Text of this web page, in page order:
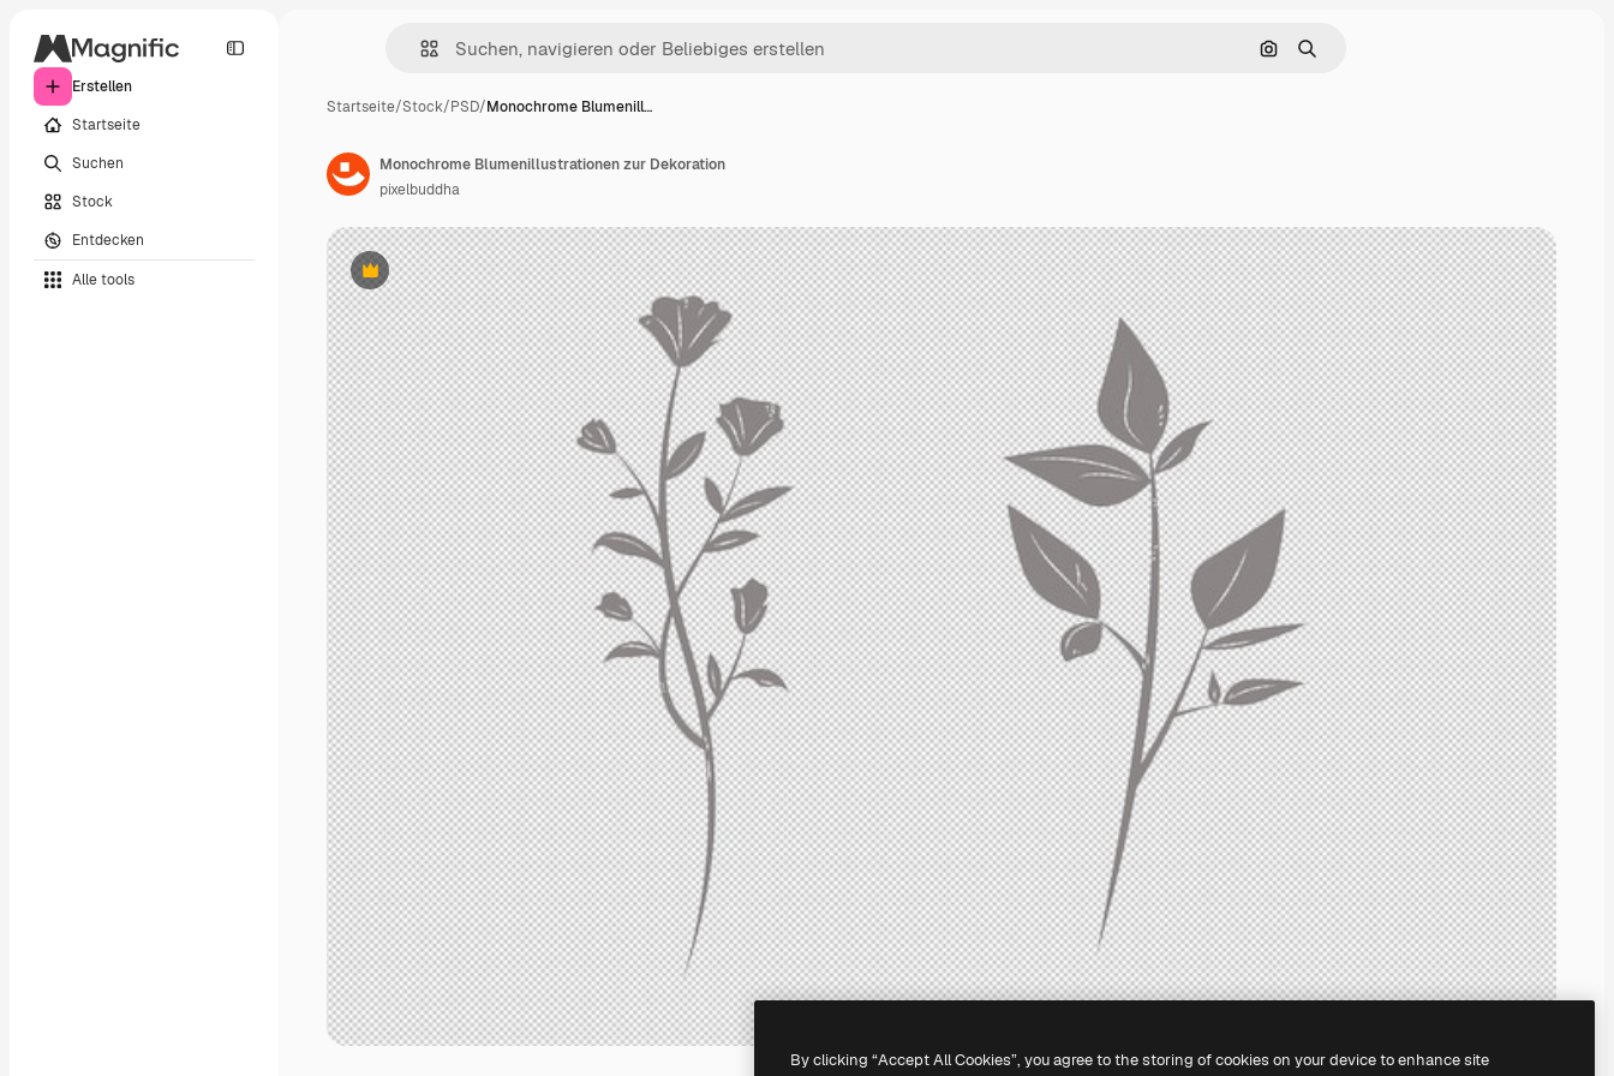
Erstellen
Startseite
Suchen
Stock
Entdecken
Alle tools
Nach Bild suchen
Suchen
Startseite/Stock/PSD/Monochrome Blumenill…
Premium
Monochrome Blumenillustrationen zur Dekoration
pixelbuddha
By clicking “Accept All Cookies”, you agree to the storing of cookies on your device to enhance site